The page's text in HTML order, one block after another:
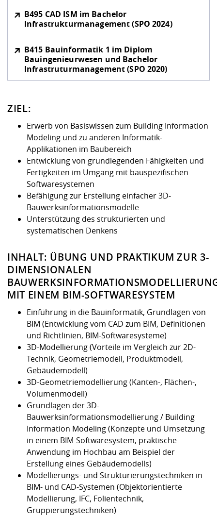
Vorbereitung
Studien- und
und Physik
Studieren in
Studentenwerk
Formulare und
Formulare und
FIS -
Prototyping und
Kontakt &
Klimaschutz &
Gremien und
Maschinenbau
Qualitätssicherung
B495 CAD ISM im Bachelor
Infrastrukturmanagement (SPO 2024)
B415 Bauinformatik 1 im Diplom
Bauingenieurwesen und Bachelor
Infrastruturmanagement (SPO 2020)
ZIEL:
Erwerb von Basiswissen zum Building Information
Modeling und zu anderen Informatik-
Applikationen im Baubereich
Entwicklung von grundlegenden Fähigkeiten und
Fertigkeiten im Umgang mit bauspezifischen
Softwaresystemen
Befähigung zur Erstellung einfacher 3D-
Bauwerksinformationsmodelle
Unterstützung des strukturierten und
systematischen Denkens
INHALT: ÜBUNG UND PRAKTIKUM ZUR 3-
DIMENSIONALEN
MIT EINEM BIM-SOFTWARESYSTEM
Einführung in die Bauinformatik, Grundlagen von
BIM (Entwicklung vom CAD zum BIM, Definitionen
und Richtlinien, BIM-Softwaresysteme)
3D-Modellierung (Vorteile im Vergleich zur 2D-
Technik, Geometriemodell, Produktmodell,
Gebäudemodell)
3D-Geometriemodellierung (Kanten-, Flächen-,
Volumenmodell)
Grundlagen der 3D-
Bauwerksinformationsmodellierung / Building
Information Modeling (Konzepte und Umsetzung
in einem BIM-Softwaresystem, praktische
Anwendung im Hochbau am Beispiel der
Erstellung eines Gebäudemodells)
Modellierungs- und Strukturierungstechniken in
BIM- und CAD-Systemen (Objektorientierte
Modellierung, IFC, Folientechnik,
Gruppierungstechniken)